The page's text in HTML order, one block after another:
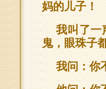
妈的儿子！
我叫了一
鬼，眼珠子
我问：你